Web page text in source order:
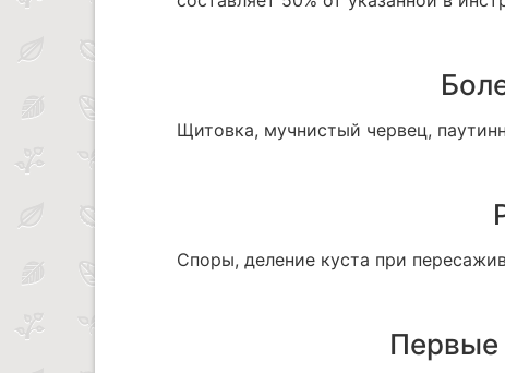
Щитовка, мучнистый червец,
Споры, деление куста при
Первые